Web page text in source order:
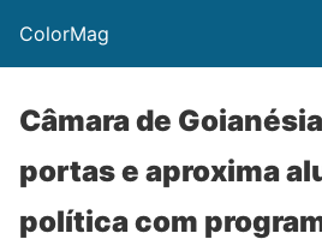
ColorMag
Câmara de
portas e aproxima
política com